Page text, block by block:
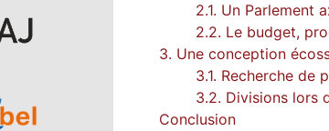
2.1. Un Parlement
2.2. Le budget,
3. Une conception
3.1. Recherche de
3.2. Divisions lors
Conclusion